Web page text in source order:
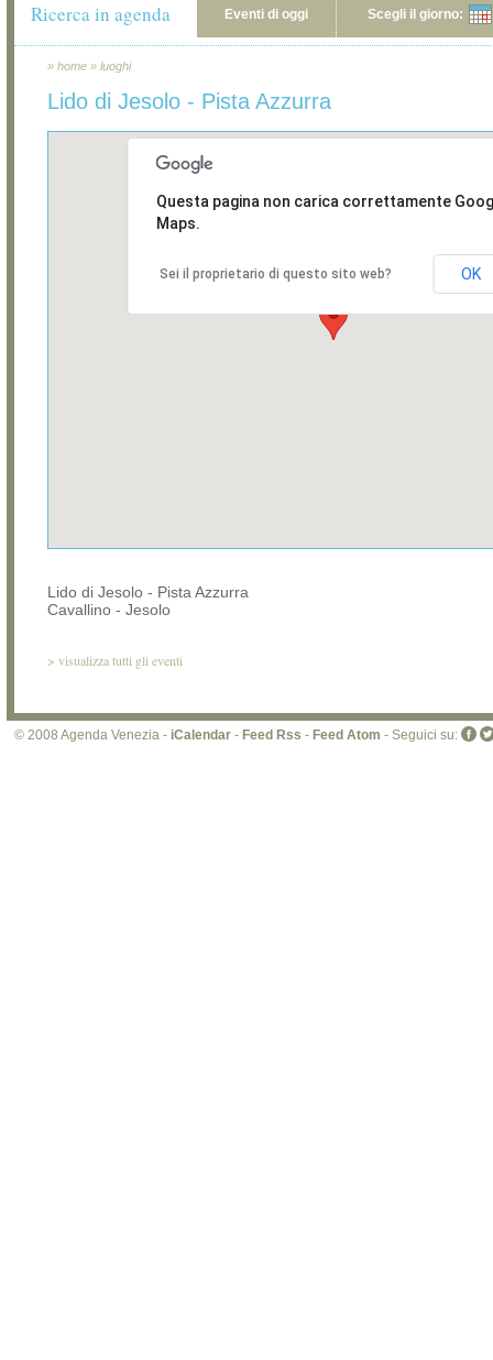
Ricerca in agenda Eventi di oggi Scegli il giorno:
» home » luoghi
Lido di Jesolo - Pista Azzurra
Questa pagina non carica correttamente
Maps.
Sei il proprietario di questo sito web? OK
Lido di Jesolo - Pista Azzurra
Cavallino - Jesolo
> visualizza tutti gli eventi
© 2008 Agenda Venezia - iCalendar - Feed Rss - Feed Atom - Seguici su: